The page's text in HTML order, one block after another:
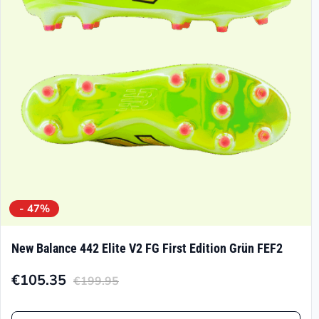
können
Produktseite
gewählt
werden
- 47%
New Balance 442 Elite V2 FG First Edition Grün FEF2
€199.95
Ursprünglicher
Preis
€105.35
Aktueller
Preis
Dieses